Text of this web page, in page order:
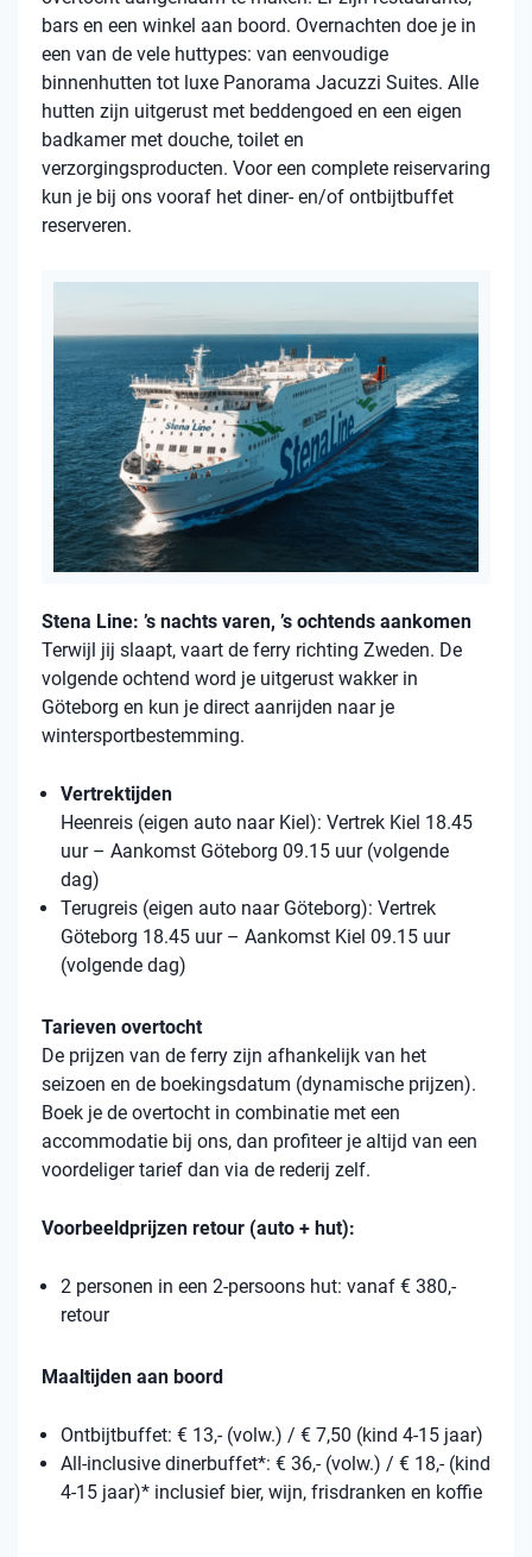
bars en een winkel aan boord. Overnachten doe je in
een van de vele huttypes: van eenvoudige
binnenhutten tot luxe Panorama Jacuzzi Suites. Alle
hutten zijn uitgerust met beddengoed en een eigen
badkamer met douche, toilet en
verzorgingsproducten. Voor een complete reiservaring
kun je bij ons vooraf het diner- en/of ontbijtbuffet
reserveren.
Stena Line: ’s nachts varen, ’s ochtends aankomen
Terwijl jij slaapt, vaart de ferry richting Zweden. De
volgende ochtend word je uitgerust wakker in
Göteborg en kun je direct aanrijden naar je
wintersportbestemming.
Vertrektijden
Heenreis (eigen auto naar Kiel): Vertrek Kiel 18.45
uur – Aankomst Göteborg 09.15 uur (volgende
dag)
Terugreis (eigen auto naar Göteborg): Vertrek
Göteborg 18.45 uur – Aankomst Kiel 09.15 uur
(volgende dag)
Tarieven overtocht
De prijzen van de ferry zijn afhankelijk van het
seizoen en de boekingsdatum (dynamische prijzen).
Boek je de overtocht in combinatie met een
accommodatie bij ons, dan profiteer je altijd van een
voordeliger tarief dan via de rederij zelf.
Voorbeeldprijzen retour (auto + hut):
2 personen in een 2-persoons hut: vanaf € 380,-
retour
Maaltijden aan boord
Ontbijtbuffet: € 13,- (volw.) / € 7,50 (kind 4-15 jaar)
All-inclusive dinerbuffet*: € 36,- (volw.) / € 18,- (kind
4-15 jaar)* inclusief bier, wijn, frisdranken en koffie